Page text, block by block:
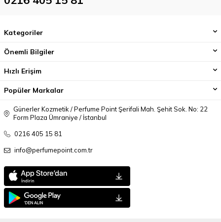
Kategoriler
Önemli Bilgiler
Hızlı Erişim
Popüler Markalar
Günerler Kozmetik / Perfume Point Şerifali Mah. Şehit Sok. No: 22
Form Plaza Ümraniye / İstanbul
0216 405 15 81
info@perfumepoint.com.tr